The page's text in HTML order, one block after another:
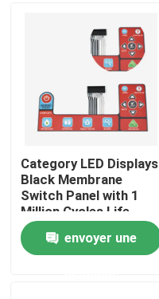
Aperçu
Produits
Category LED Displays
Black Membrane
Switch Panel with 1
Million Cycles Life
Span
envoyer une